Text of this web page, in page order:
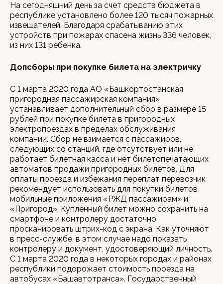
На сегодняшний день за счет средств бюджета в
республике установлено более 120 тысяч пожарных
извещателей. Благодаря срабатыванию этих
устройств при пожарах спасена жизнь 336 человек,
из них 131 ребенка.
Допсборы при покупке билета на электричку
С 1 марта 2020 года АО «Башкортостанская
пригородная пассажирская компания»
устанавливает дополнительный сбор в размере 15
рублей при покупке билета в пригородных
электропоездах в пределах обслуживания
компании. Сбор не взимается с пассажиров,
следующих со станций, где отсутствует или не
работает билетная касса и нет билетопечатающих
автоматов продажи пригородных билетов. Для
оплаты проезда и избежания переплат перевозчик
рекомендует использовать для покупки билетов
мобильные приложения «РЖД пассажирам» и
«Пригород». Купленный билет можно сохранить на
смартфоне и контролеру достаточно
просканировать штрих-код с экрана. Как уточняют
в пресс-службе, в этом случае надо показать
контролеру и документ, удостоверяющий личность.
С 1 марта 2020 года в некоторых городах и районах
республики подорожает стоимость проезда на
автобусах «Башавтотранса». Государственный